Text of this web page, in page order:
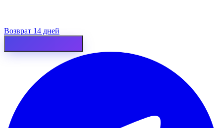
Возврат 14 дней